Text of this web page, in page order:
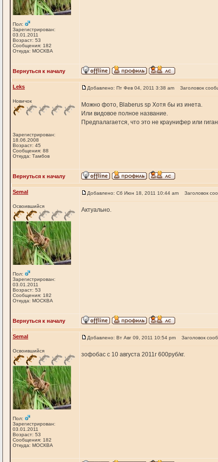
Пол:
Зарегистрирован:
03.01.2011
Возраст: 53
Сообщения: 182
Откуда: МОСКВА
Вернуться к началу
Leks
Новичок
Зарегистрирован:
18.06.2008
Возраст: 45
Сообщения: 88
Откуда: Тамбов
Добавлено: Пт Фев 04, 2011 3:38 am Заголовок
Можно фото, Blaberus sp Хотя бы из инета.
Или видовое полное название.
Предпалагается, что это не краунифер или
Вернуться к началу
Semal
Освоившийся
Пол:
Зарегистрирован:
03.01.2011
Возраст: 53
Сообщения: 182
Откуда: МОСКВА
Добавлено: Сб Июн 18, 2011 10:44 am Заголовок
Актуально.
Вернуться к началу
Semal
Освоившийся
Пол:
Зарегистрирован:
03.01.2011
Возраст: 53
Сообщения: 182
Откуда: МОСКВА
Добавлено: Вт Авг 09, 2011 10:54 pm Заголовок
зофобас с 10 августа 2011г 600руб/кг.